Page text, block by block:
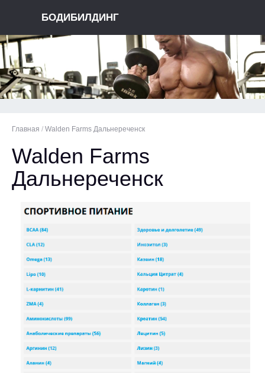
БОДИБИЛДИНГ
Главная / Walden Farms Дальнереченск
Walden Farms
Дальнереченск